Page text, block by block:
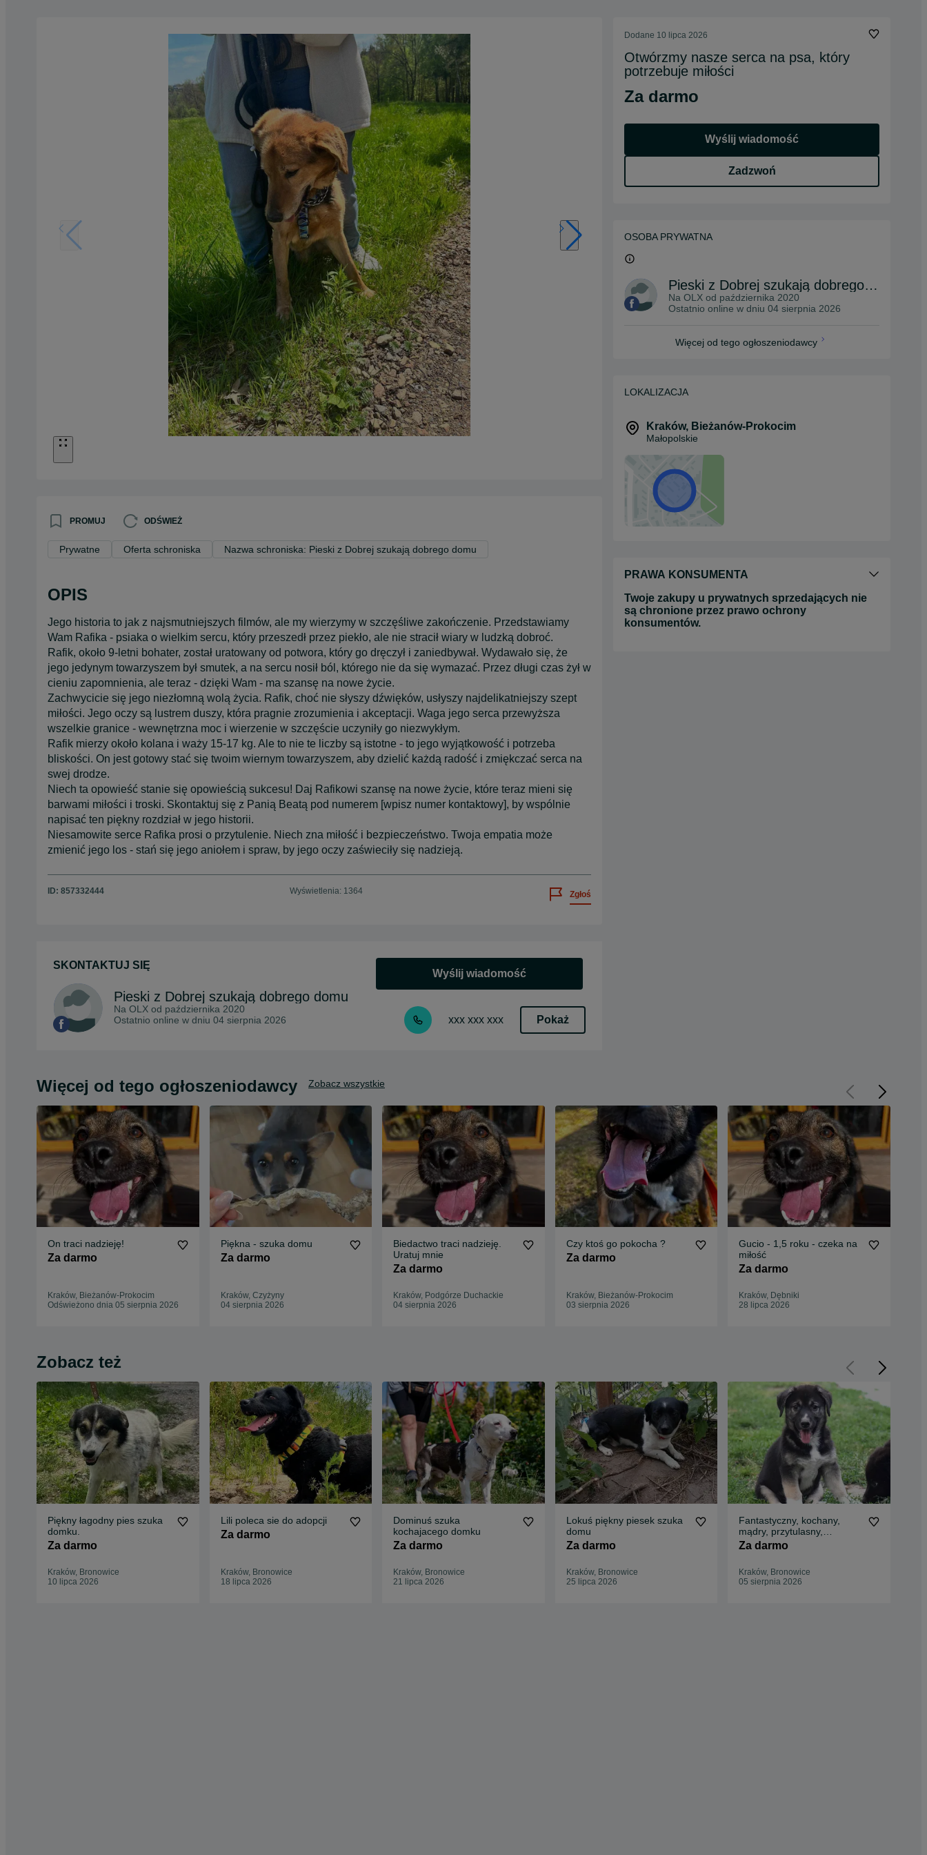
PROMUJ ODŚWIEŻ
Prywatne Oferta schroniska Nazwa schroniska: Pieski z Dobrej szukają dobrego domu
OPIS
Jego historia to jak z najsmutniejszych filmów, ale my wierzymy w szczęśliwe zakończenie. Przedstawiamy
Wam Rafika - psiaka o wielkim sercu, który przeszedł przez piekło, ale nie stracił wiary w ludzką dobroć.
Rafik, około 9-letni bohater, został uratowany od potwora, który go dręczył i zaniedbywał. Wydawało się, że
jego jedynym towarzyszem był smutek, a na sercu nosił ból, którego nie da się wymazać. Przez długi czas żył w
cieniu zapomnienia, ale teraz - dzięki Wam - ma szansę na nowe życie.
Zachwycicie się jego niezłomną wolą życia. Rafik, choć nie słyszy dźwięków, usłyszy najdelikatniejszy szept
miłości. Jego oczy są lustrem duszy, która pragnie zrozumienia i akceptacji. Waga jego serca przewyższa
wszelkie granice - wewnętrzna moc i wierzenie w szczęście uczyniły go niezwykłym.
Rafik mierzy około kolana i waży 15-17 kg. Ale to nie te liczby są istotne - to jego wyjątkowość i potrzeba
bliskości. On jest gotowy stać się twoim wiernym towarzyszem, aby dzielić każdą radość i zmiękczać serca na
swej drodze.
Niech ta opowieść stanie się opowieścią sukcesu! Daj Rafikowi szansę na nowe życie, które teraz mieni się
barwami miłości i troski. Skontaktuj się z Panią Beatą pod numerem [wpisz numer kontaktowy], by wspólnie
napisać ten piękny rozdział w jego historii.
Niesamowite serce Rafika prosi o przytulenie. Niech zna miłość i bezpieczeństwo. Twoja empatia może
zmienić jego los - stań się jego aniołem i spraw, by jego oczy zaświeciły się nadzieją.
ID: 857332444 Wyświetlenia: 1364 Zgłoś
SKONTAKTUJ SIĘ
Pieski z Dobrej szukają dobrego domu
Na OLX od października 2020
Ostatnio online w dniu 04 sierpnia 2026
Wyślij wiadomość
xxx xxx xxx Pokaż
Dodane 10 lipca 2026
Otwórzmy nasze serca na psa, który
potrzebuje miłości
Za darmo
Wyślij wiadomość
Zadzwoń
OSOBA PRYWATNA
Pieski z Dobrej szukają dobrego domu
Na OLX od października 2020
Ostatnio online w dniu 04 sierpnia 2026
Więcej od tego ogłoszeniodawcy
LOKALIZACJA
Kraków, Bieżanów-Prokocim
Małopolskie
PRAWA KONSUMENTA
Twoje zakupy u prywatnych sprzedających nie
są chronione przez prawo ochrony
konsumentów.
Więcej od tego ogłoszeniodawcy Zobacz wszystkie
On traci nadzieję!
Za darmo
Kraków, Bieżanów-Prokocim
Odświeżono dnia 05 sierpnia 2026
Piękna - szuka domu
Za darmo
Kraków, Czyżyny
04 sierpnia 2026
Biedactwo traci nadzieję.
Uratuj mnie
Za darmo
Kraków, Podgórze Duchackie
04 sierpnia 2026
Czy ktoś go pokocha ?
Za darmo
Kraków, Bieżanów-Prokocim
03 sierpnia 2026
Gucio - 1,5 roku - czeka na
miłość
Za darmo
Kraków, Dębniki
28 lipca 2026
Zobacz też
Piękny łagodny pies szuka
domku.
Za darmo
Kraków, Bronowice
10 lipca 2026
Lili poleca sie do adopcji
Za darmo
Kraków, Bronowice
18 lipca 2026
Dominuś szuka
kochajacego domku
Za darmo
Kraków, Bronowice
21 lipca 2026
Lokuś piękny piesek szuka
domu
Za darmo
Kraków, Bronowice
25 lipca 2026
Fantastyczny, kochany,
mądry, przytulasny,
akceptuje koty, ok 4
Za darmo
Kraków, Bronowice
05 sierpnia 2026